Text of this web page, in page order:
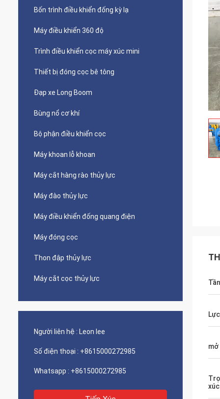
Bốn trình điều khiển đống kỳ lạ
Máy điều khiển 360 độ
Trình điều khiển cọc máy xúc mini
Thiết bị đóng cọc bê tông
Đạp xe Long Boom
Bùng nổ cơ khí
Bộ phận điều khiển cọc
Máy khoan lỗ khoan
Máy cắt hàng rào thủy lực
Máy đào thủy lực
Máy điều khiển đống quang điện
Máy đóng cọc
Thon đập thủy lực
Máy cắt cọc thủy lực
Người liên hệ : Leon lee
Số điện thoại : +8615000272985
Whatsapp : +8615000272985